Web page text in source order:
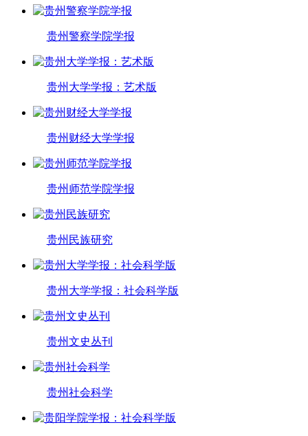
贵州警察学院学报
贵州大学学报：艺术版
贵州财经大学学报
贵州师范学院学报
贵州民族研究
贵州大学学报：社会科学版
贵州文史丛刊
贵州社会科学